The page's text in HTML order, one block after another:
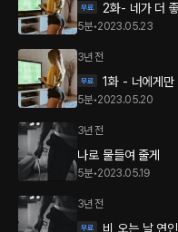
2화- 네가 더
5분•2023.05.23
3년 전
1화 - 너에게만
5분•2023.05.20
3년 전
나로 물들여 줄게
5분•2023.05.19
3년 전
비 오는 날 연